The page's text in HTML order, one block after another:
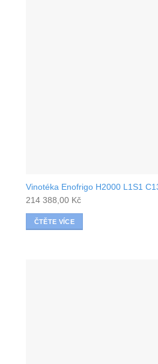
Vinotéka Enofrigo H2000 L1S1
214 388,00 Kč
ČTĚTE VÍCE